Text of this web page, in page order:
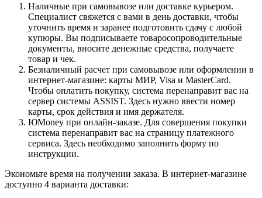
Наличные при самовывозе или доставке курьером.
Специалист свяжется с вами в день доставки, чтобы
уточнить время и заранее подготовить сдачу с любой
купюры. Вы подписываете товаросопроводительные
документы, вносите денежные средства, получаете
товар и чек.
Безналичный расчет при самовывозе или оформлении в
интернет-магазине: карты МИР, Visa и MasterCard.
Чтобы оплатить покупку, система перенаправит вас на
сервер системы ASSIST. Здесь нужно ввести номер
карты, срок действия и имя держателя.
ЮMoney при онлайн-заказе. Для совершения покупки
система перенаправит вас на страницу платежного
сервиса. Здесь необходимо заполнить форму по
инструкции.
Экономьте время на получении заказа. В интернет-магазине
доступно 4 варианта доставки: